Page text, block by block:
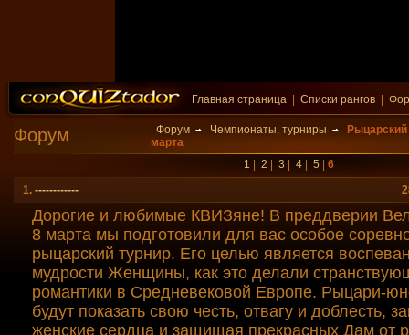
Главная страница Списки рангов
Форум Форум Чемпионаты, турниры
марта
1
2 3 4 5
6
1. ------------
Дорогие и любимые КВИЗяне! В преддверии
8 марта мы подготовили для вас особое
рыцарский турнир. Его целью является
мудрости Женщины, как это делали
романтики в Средневековой Европе. Рыцари-
будут показать свою честь, отвагу и доблесть,
женские сердца и защищая прекрасных Дам от